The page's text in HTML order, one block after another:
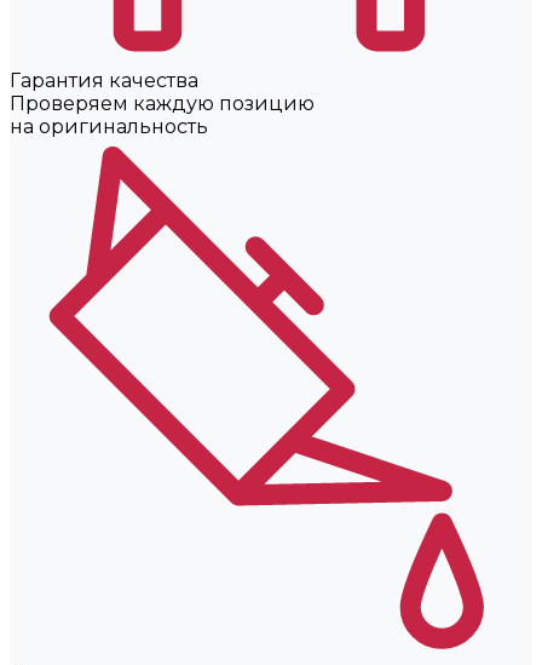
Гарантия качества
Проверяем каждую позицию
на оригинальность